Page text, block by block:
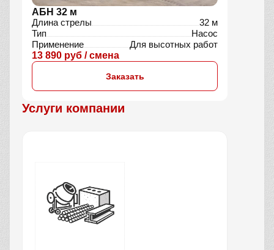
АБН 32 м
Длина стрелы
32 м
Тип
Насос
Применение
Для высотных работ
13 890 руб / смена
Заказать
Услуги компании